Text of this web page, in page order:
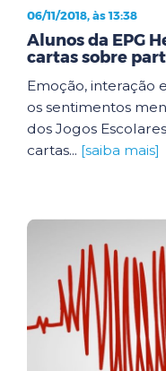
06/11/2018, às 13:38
Alunos da EPG
cartas sobre
Emoção, interação
os sentimentos
dos Jogos
cartas... [saiba mais]